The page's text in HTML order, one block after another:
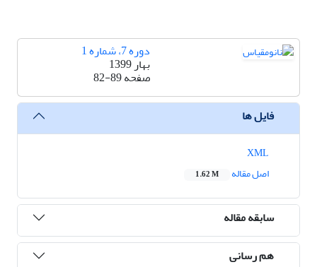
دوره 7، شماره 1
بهار 1399
صفحه82-89
فایل ها
اصل مقاله
1.62 M
سابقه مقاله
هم رسانی